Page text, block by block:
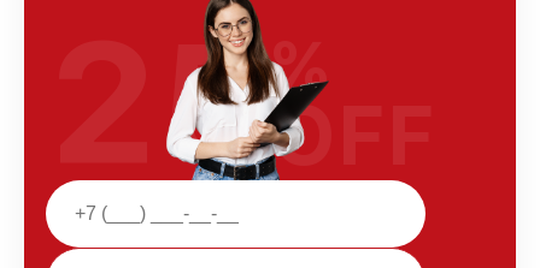
25%
OFF